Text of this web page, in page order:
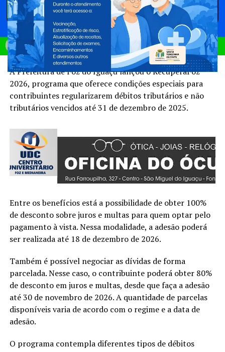
A Prefeitura de Foz do Iguaçu lançou o RecuperaFoz
2026, programa que oferece condições especiais para
contribuintes regularizarem débitos tributários e não
tributários vencidos até 31 de dezembro de 2025.
Entre os benefícios está a possibilidade de obter 100%
de desconto sobre juros e multas para quem optar pelo
pagamento à vista. Nessa modalidade, a adesão poderá
ser realizada até 18 de dezembro de 2026.
Também é possível negociar as dívidas de forma
parcelada. Nesse caso, o contribuinte poderá obter 80%
de desconto em juros e multas, desde que faça a adesão
até 30 de novembro de 2026. A quantidade de parcelas
disponíveis varia de acordo com o regime e a data de
adesão.
O programa contempla diferentes tipos de débitos